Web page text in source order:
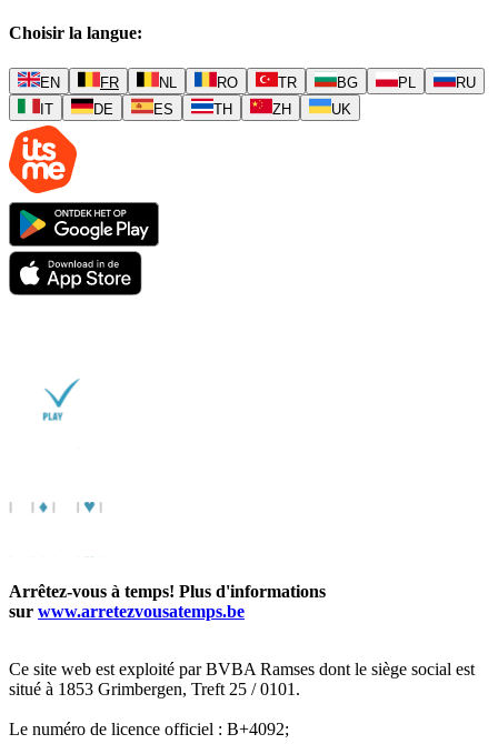
Choisir la langue:
EN FR NL RO TR BG PL
RU
IT
DE ES TH ZH UK
Arrêtez-vous à temps! Plus d'informations
sur www.arretezvousatemps.be
Ce site web est exploité par BVBA Ramses dont le siège social est
situé à 1853 Grimbergen, Treft 25 / 0101.
Le numéro de licence officiel : B+4092;